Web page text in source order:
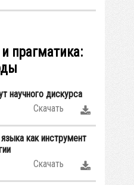
прагматика:
научного дискурса
Скачать
как инструмент
Скачать